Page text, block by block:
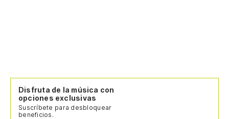
Disfruta de la música con
opciones exclusivas
Suscríbete para desbloquear
beneficios.